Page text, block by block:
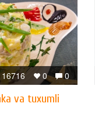
0
0
16716
va tuxumli